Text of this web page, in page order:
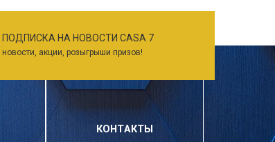
ПОДПИСКА НА НОВОСТИ CASA 7
новости, акции, розыгрыши призов!
КОНТАКТЫ